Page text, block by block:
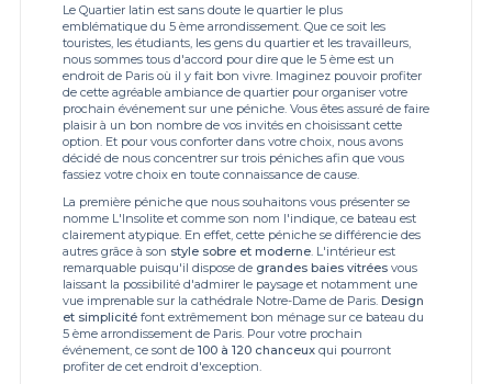
Le Quartier latin est sans doute le quartier le plus
emblématique du 5 ème arrondissement. Que ce soit les
touristes, les étudiants, les gens du quartier et les travailleurs,
nous sommes tous d'accord pour dire que le 5 ème est un
endroit de Paris où il y fait bon vivre. Imaginez pouvoir profiter
de cette agréable ambiance de quartier pour organiser votre
prochain événement sur une péniche. Vous êtes assuré de faire
plaisir à un bon nombre de vos invités en choisissant cette
option. Et pour vous conforter dans votre choix, nous avons
décidé de nous concentrer sur trois péniches afin que vous
fassiez votre choix en toute connaissance de cause.
La première péniche que nous souhaitons vous présenter se
nomme L'Insolite et comme son nom l'indique, ce bateau est
clairement atypique. En effet, cette péniche se différencie des
autres grâce à son style sobre et moderne . L'intérieur est
remarquable puisqu'il dispose de grandes baies vitrées vous
laissant la possibilité d'admirer le paysage et notamment une
vue imprenable sur la cathédrale Notre-Dame de Paris. Design
et simplicité font extrêmement bon ménage sur ce bateau du
5 ème arrondissement de Paris. Pour votre prochain
événement, ce sont de 100 à 120 chanceux qui pourront
profiter de cet endroit d'exception.